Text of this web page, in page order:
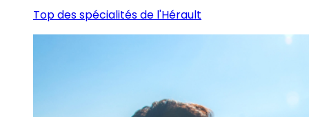
Top des spécialités de l'Hérault